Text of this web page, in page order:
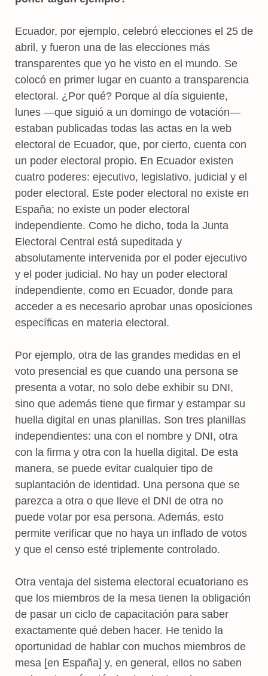
Ecuador, por ejemplo, celebró elecciones el 25 de
abril, y fueron una de las elecciones más
transparentes que yo he visto en el mundo. Se
colocó en primer lugar en cuanto a transparencia
electoral. ¿Por qué? Porque al día siguiente,
lunes —que siguió a un domingo de votación—
estaban publicadas todas las actas en la web
electoral de Ecuador, que, por cierto, cuenta con
un poder electoral propio. En Ecuador existen
cuatro poderes: ejecutivo, legislativo, judicial y el
poder electoral. Este poder electoral no existe en
España; no existe un poder electoral
independiente. Como he dicho, toda la Junta
Electoral Central está supeditada y
absolutamente intervenida por el poder ejecutivo
y el poder judicial. No hay un poder electoral
independiente, como en Ecuador, donde para
acceder a es necesario aprobar unas oposiciones
específicas en materia electoral.
Por ejemplo, otra de las grandes medidas en el
voto presencial es que cuando una persona se
presenta a votar, no solo debe exhibir su DNI,
sino que además tiene que firmar y estampar su
huella digital en unas planillas. Son tres planillas
independientes: una con el nombre y DNI, otra
con la firma y otra con la huella digital. De esta
manera, se puede evitar cualquier tipo de
suplantación de identidad. Una persona que se
parezca a otra o que lleve el DNI de otra no
puede votar por esa persona. Además, esto
permite verificar que no haya un inflado de votos
y que el censo esté triplemente controlado.
Otra ventaja del sistema electoral ecuatoriano es
que los miembros de la mesa tienen la obligación
de pasar un ciclo de capacitación para saber
exactamente qué deben hacer. He tenido la
oportunidad de hablar con muchos miembros de
mesa [en España] y, en general, ellos no saben